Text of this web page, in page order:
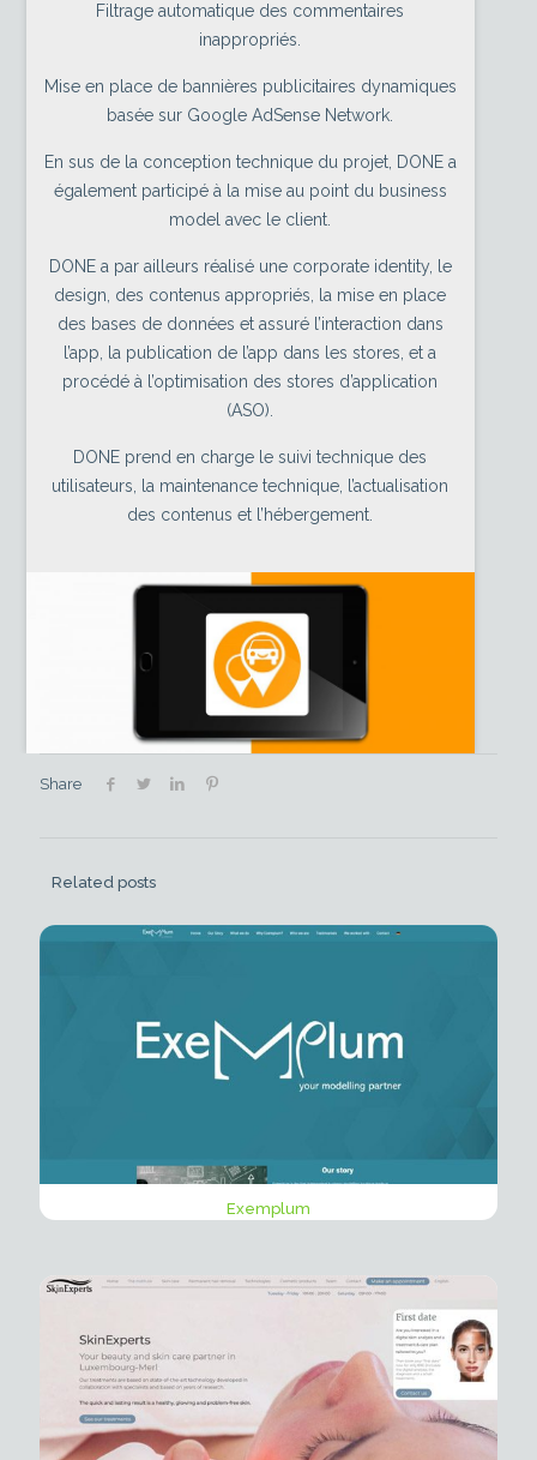
Filtrage automatique des commentaires
inappropriés.
Mise en place de bannières publicitaires dynamiques
basée sur Google AdSense Network.
En sus de la conception technique du projet, DONE a
également participé à la mise au point du business
model avec le client.
DONE a par ailleurs réalisé une corporate identity, le
design, des contenus appropriés, la mise en place
des bases de données et assuré l’interaction dans
l’app, la publication de l’app dans les stores, et a
procédé à l’optimisation des stores d’application
(ASO).
DONE prend en charge le suivi technique des
utilisateurs, la maintenance technique, l’actualisation
des contenus et l’hébergement.
Share
Related posts
Exemplum